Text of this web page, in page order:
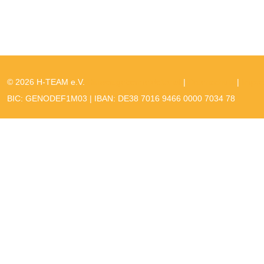
© 2026 H-TEAM e.V. | |
BIC: GENODEF1M03 | IBAN: DE38 7016 9466 0000 7034 78